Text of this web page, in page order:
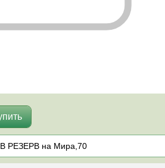
В РЕЗЕРВ на Мира,70